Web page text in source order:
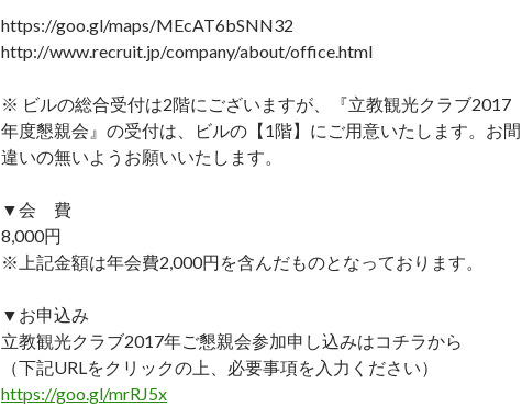
https://goo.gl/maps/MEcAT6bSNN32
http://www.recruit.jp/company/about/office.html
※ ビルの総合受付は2階にございますが、『立教観光クラブ2017
年度懇親会』の受付は、ビルの【1階】にご用意いたします。お間
違いの無いようお願いいたします。
▼会 費
8,000円
※上記金額は年会費2,000円を含んだものとなっております。
▼お申込み
立教観光クラブ2017年ご懇親会参加申し込みはコチラから
（下記URLをクリックの上、必要事項を入力ください）
https://goo.gl/mrRJ5x